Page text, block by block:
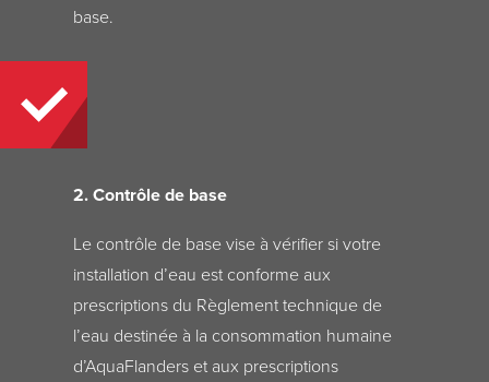
base.
2. Contrôle de base
Le contrôle de base vise à vérifier si votre
installation d’eau est conforme aux
prescriptions du Règlement technique de
l’eau destinée à la consommation humaine
d’AquaFlanders et aux prescriptions